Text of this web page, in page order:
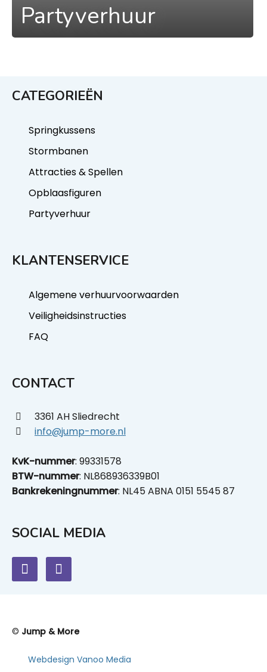
Partyverhuur
CATEGORIEËN
Springkussens
Stormbanen
Attracties & Spellen
Opblaasfiguren
Partyverhuur
KLANTENSERVICE
Algemene verhuurvoorwaarden
Veiligheidsinstructies
FAQ
CONTACT
3361 AH Sliedrecht
info@jump-more.nl
KvK-nummer: 99331578
BTW-nummer: NL868936339B01
Bankrekeningnummer: NL45 ABNA 0151 5545 87
SOCIAL MEDIA
© Jump & More
Webdesign Vanoo Media